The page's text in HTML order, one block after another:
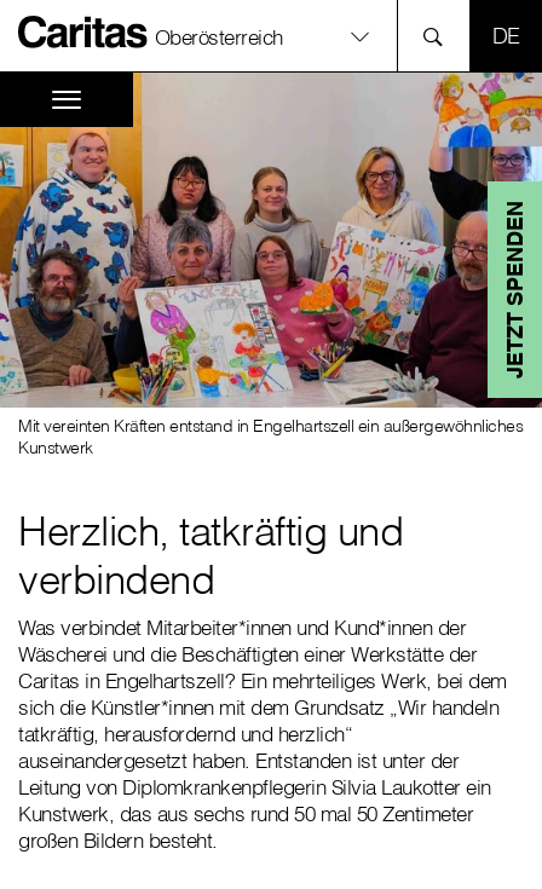
Oberösterreich
JETZT SPENDEN
Mit vereinten Kräften entstand in Engelhartszell ein außergewöhnliches
Kunstwerk
Herzlich, tatkräftig und
verbindend
Was verbindet Mitarbeiter*innen und Kund*innen der
Wäscherei und die Beschäftigten einer Werkstätte der
Caritas in Engelhartszell? Ein mehrteiliges Werk, bei dem
sich die Künstler*innen mit dem Grundsatz „Wir handeln
tatkräftig, herausfordernd und herzlich“
auseinandergesetzt haben. Entstanden ist unter der
Leitung von Diplomkrankenpflegerin Silvia Laukotter ein
Kunstwerk, das aus sechs rund 50 mal 50 Zentimeter
großen Bildern besteht.